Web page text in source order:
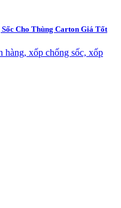
Cho Thùng Carton Giá Tốt
hàng, xốp chống sốc, xốp